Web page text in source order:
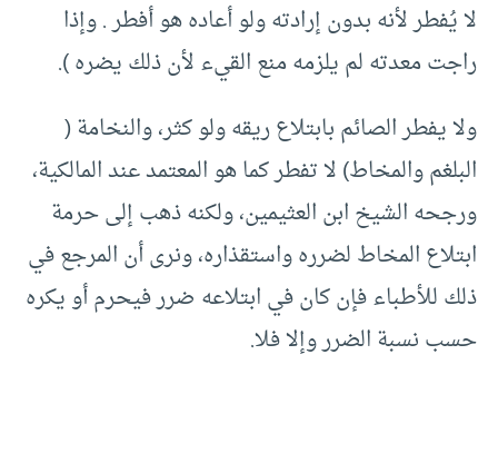
لا يُفطر لأنه بدون إرادته ولو أعاده هو أفطر . وإذا
راجت معدته لم يلزمه منع القيء لأن ذلك يضره ).
ولا يفطر الصائم بابتلاع ريقه ولو كثر، والنخامة (
البلغم والمخاط) لا تفطر كما هو المعتمد عند المالكية،
ورجحه الشيخ ابن العثيمين، ولكنه ذهب إلى حرمة
ابتلاع المخاط لضرره واستقذاره، ونرى أن المرجع في
ذلك للأطباء فإن كان في ابتلاعه ضرر فيحرم أو يكره
حسب نسبة الضرر وإلا فلا.